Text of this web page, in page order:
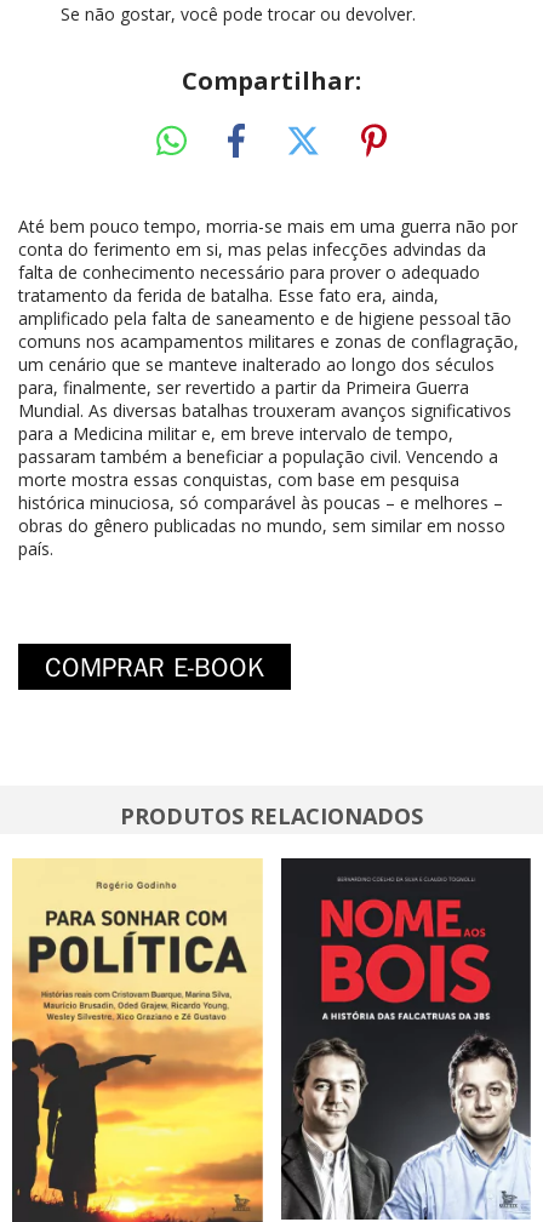
Se não gostar, você pode trocar ou devolver.
Compartilhar:
Até bem pouco tempo, morria-se mais em uma guerra não por
conta do ferimento em si, mas pelas infecções advindas da
falta de conhecimento necessário para prover o adequado
tratamento da ferida de batalha. Esse fato era, ainda,
amplificado pela falta de saneamento e de higiene pessoal tão
comuns nos acampamentos militares e zonas de conflagração,
um cenário que se manteve inalterado ao longo dos séculos
para, finalmente, ser revertido a partir da Primeira Guerra
Mundial. As diversas batalhas trouxeram avanços significativos
para a Medicina militar e, em breve intervalo de tempo,
passaram também a beneficiar a população civil. Vencendo a
morte mostra essas conquistas, com base em pesquisa
histórica minuciosa, só comparável às poucas – e melhores –
obras do gênero publicadas no mundo, sem similar em nosso
país.
PRODUTOS RELACIONADOS